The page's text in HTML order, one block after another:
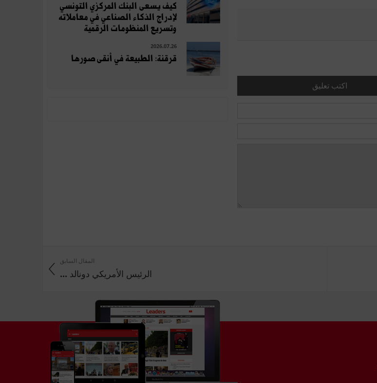
اكتب تعليق
كيف يسعى البنك المركزي التونسي
لإدراج الذكاء الصناعي في معاملاته
وتسريع المنظومات الرقمية
2026.07.26
قرقنة: الطبيعة في أنقى صورها
المقال السابق
الرئيس الأمريكي دونالد ...